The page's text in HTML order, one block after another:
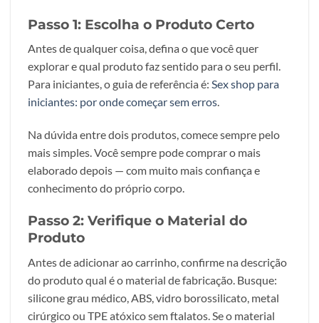
Passo 1: Escolha o Produto Certo
Antes de qualquer coisa, defina o que você quer
explorar e qual produto faz sentido para o seu perfil.
Para iniciantes, o guia de referência é: Sex shop para
iniciantes: por onde começar sem erros.
Na dúvida entre dois produtos, comece sempre pelo
mais simples. Você sempre pode comprar o mais
elaborado depois — com muito mais confiança e
conhecimento do próprio corpo.
Passo 2: Verifique o Material do
Produto
Antes de adicionar ao carrinho, confirme na descrição
do produto qual é o material de fabricação. Busque:
silicone grau médico, ABS, vidro borossilicato, metal
cirúrgico ou TPE atóxico sem ftalatos. Se o material